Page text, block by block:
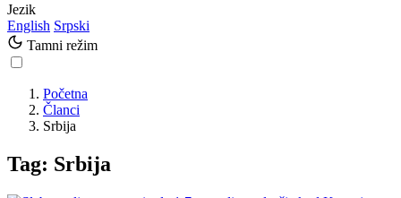
Jezik
English Srpski
Tamni režim
Početna
Članci
Srbija
Tag: Srbija